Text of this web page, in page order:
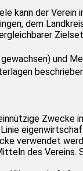
kann der
dem
und
verwendet
des Vereins.